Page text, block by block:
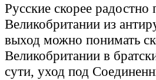
Русские скорее
Великобритании из
выход можно понимать
Великобритании в
сути, уход под